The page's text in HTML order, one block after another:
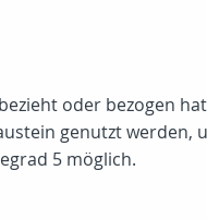
oder bezogen
genutzt werden,
5 möglich.